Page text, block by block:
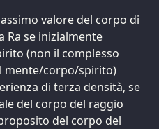
valore del corpo di
Ra se inizialmente
(non il complesso
mente/corpo/spirito)
di terza densità, se
del corpo del raggio
del corpo del